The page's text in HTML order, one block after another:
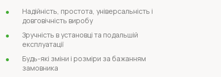
Надійність, простота, універсальність і
довговічність виробу
Зручність в установці та подальшій
експлуатації
Будь-які зміни і розміри за бажанням
замовника